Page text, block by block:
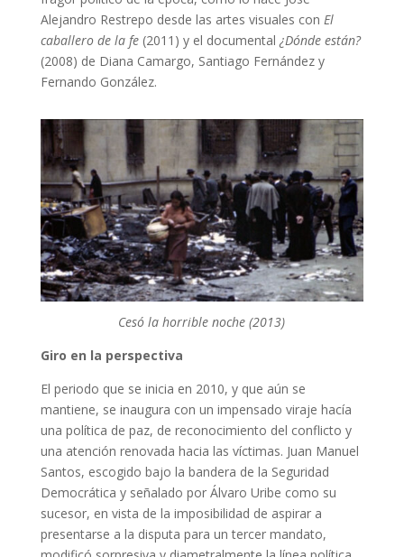
Alejandro Restrepo desde las artes visuales con El
caballero de la fe (2011) y el documental ¿Dónde están?
(2008) de Diana Camargo, Santiago Fernández y
Fernando González.
Cesó la horrible noche (2013)
Giro en la perspectiva
El periodo que se inicia en 2010, y que aún se
mantiene, se inaugura con un impensado viraje hacía
una política de paz, de reconocimiento del conflicto y
una atención renovada hacia las víctimas. Juan Manuel
Santos, escogido bajo la bandera de la Seguridad
Democrática y señalado por Álvaro Uribe como su
sucesor, en vista de la imposibilidad de aspirar a
presentarse a la disputa para un tercer mandato,